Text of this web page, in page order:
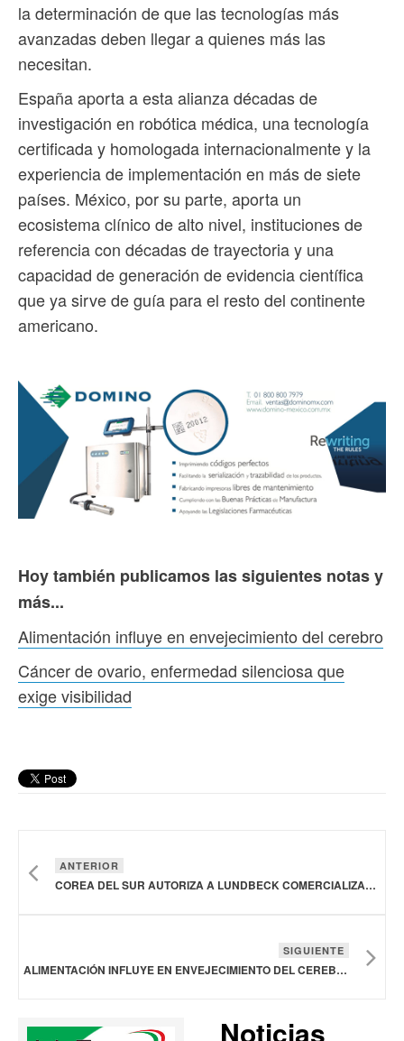
la determinación de que las tecnologías más
avanzadas deben llegar a quienes más las
necesitan.
España aporta a esta alianza décadas de
investigación en robótica médica, una tecnología
certificada y homologada internacionalmente y la
experiencia de implementación en más de siete
países. México, por su parte, aporta un
ecosistema clínico de alto nivel, instituciones de
referencia con décadas de trayectoria y una
capacidad de generación de evidencia científica
que ya sirve de guía para el resto del continente
americano.
Hoy también publicamos las siguientes notas y
más...
Alimentación influye en envejecimiento del cerebro
Cáncer de ovario, enfermedad silenciosa que
exige visibilidad
ANTERIOR
COREA DEL SUR AUTORIZA A LUNDBECK COMERCIALIZAR VYEPTI, TRATAMIENTO PREVENTIVO PARA MIGRAÑA
SIGUIENTE
ALIMENTACIÓN INFLUYE EN ENVEJECIMIENTO DEL CEREBRO
Noticias